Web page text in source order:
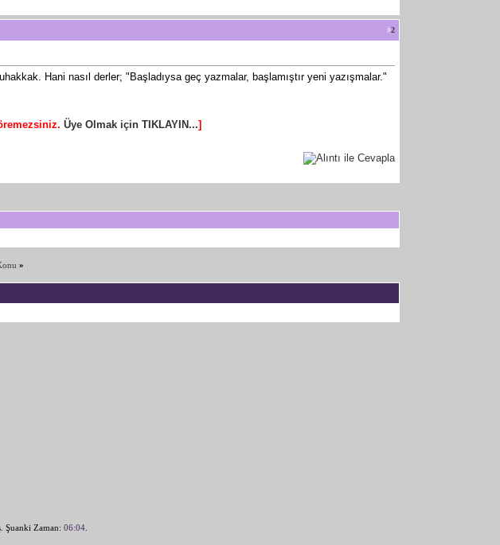
#2
Hani nasıl derler; "Başladıysa geç yazmalar, başlamıştır yeni yazışmalar."
Üye Olmak için TIKLAYIN...]
»
Şuanki Zaman:06:04